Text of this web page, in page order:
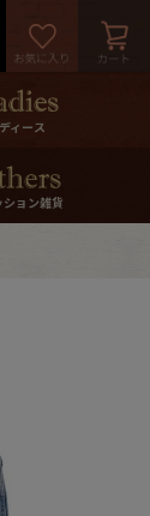
プレゼン
ゼント
Shipping
ィース
ション雑貨